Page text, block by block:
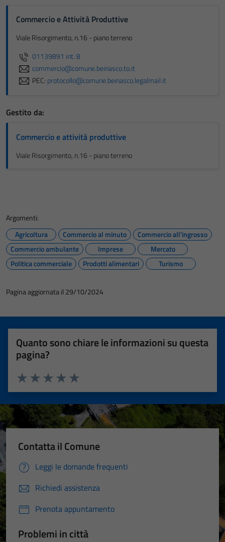
Commercio e Attività Produttive
Viale Risorgimento, n.16 - piano terreno
01139891 int. 8
commercio@comune.beinasco.to.it
PEC: protocollo@comune.beinasco.legalmail.it
Gestito da:
Commercio e attività produttive
Viale Risorgimento, n.16 - piano terreno
Argomenti:
Agricoltura
Commercio al minuto
Commercio all'ingrosso
Commercio ambulante
Imprese
Mercato
Politica commerciale
Prodotti alimentari Turismo
Pagina aggiornata il 29/10/2024
Quanto sono chiare le informazioni su questa
pagina?
Valuta 5 stelle su 5
Valuta 4 stelle su 5
Valuta 3 stelle su 5
Valuta 2 stelle su 5
Valuta 1 stelle su 5
Contatta il Comune
Leggi le domande frequenti
Richiedi assistenza
Prenota appuntamento
Problemi in città